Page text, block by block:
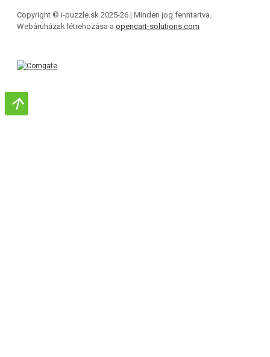
Copyright © i-puzzle.sk 2025-26 | Minden jog fenntartva.
Webáruházak létrehozása a opencart-solutions.com